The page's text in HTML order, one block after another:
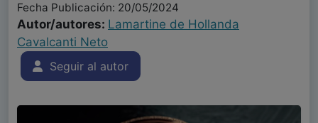
Fecha Publicación: 20/05/2024
Autor/autores: Lamartine de Hollanda
Cavalcanti Neto
Seguir al autor